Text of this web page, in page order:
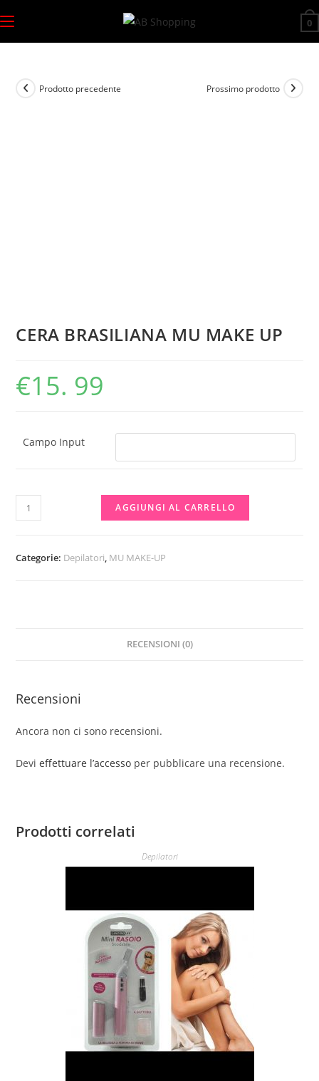
al
contenuto
0
Prodotto precedente Prossimo prodotto
CERA BRASILIANA MU MAKE UP
€15. 99
Campo Input
CERA
BRASILIANA
MAKE
AGGIUNGI AL CARRELLO
Categorie: Depilatori, MU MAKE-UP
RECENSIONI (0)
Recensioni
Ancora non ci sono recensioni.
Devieffettuare l’accesso per pubblicare una recensione.
Prodotti correlati
Depilatori